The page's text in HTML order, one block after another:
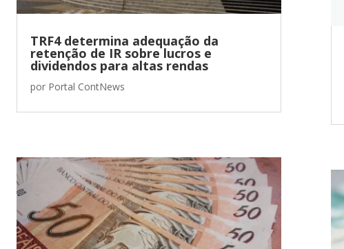
TRF4 determina adequação da
retenção de IR sobre lucros e
dividendos para altas rendas
por Portal ContNews